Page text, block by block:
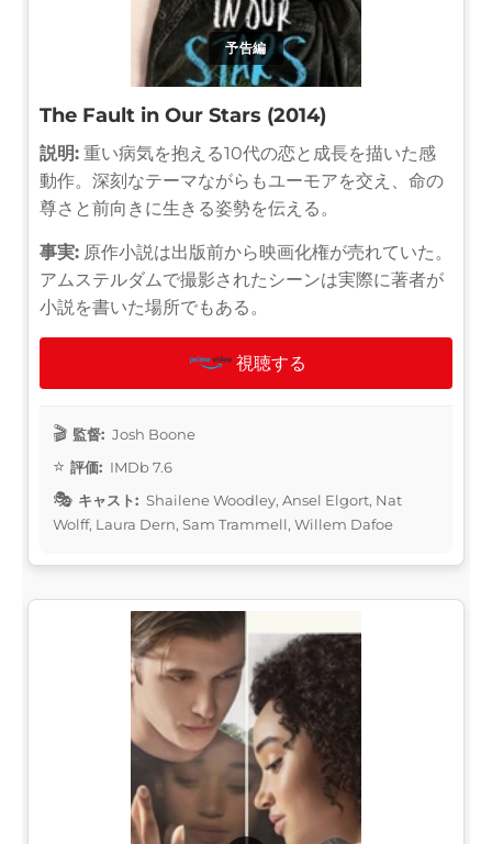
予告編
The Fault in Our Stars (2014)
説明: 重い病気を抱える10代の恋と成長を描いた感
動作。深刻なテーマながらもユーモアを交え、命の
尊さと前向きに生きる姿勢を伝える。
事実: 原作小説は出版前から映画化権が売れていた。
アムステルダムで撮影されたシーンは実際に著者が
小説を書いた場所でもある。
視聴する
監督: Josh Boone
評価: IMDb 7.6
キャスト: Shailene Woodley, Ansel Elgort, Nat
Wolff, Laura Dern, Sam Trammell, Willem Dafoe